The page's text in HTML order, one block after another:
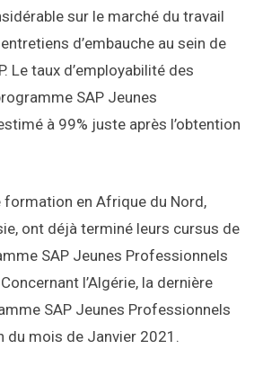
sur le marché du travail
d’embauche au sein de
Le taux d’employabilité des
SAP Jeunes
à 99% juste après l’obtention
formation en Afrique du Nord,
ont déjà terminé leurs cursus de
SAP Jeunes Professionnels
l’Algérie, la dernière
SAP Jeunes Professionnels
du mois de Janvier 2021.